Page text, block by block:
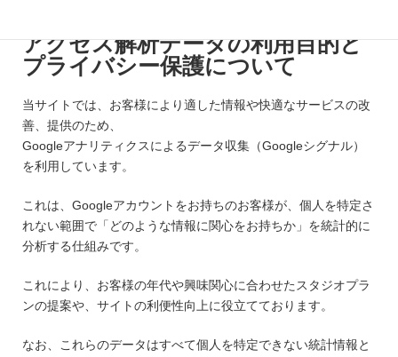
アクセス解析データの利用目的と
プライバシー保護について
当サイトでは、お客様により適した情報や快適なサービスの改
善、提供のため、
Googleアナリティクスによるデータ収集（Googleシグナル）
を利用しています。
これは、Googleアカウントをお持ちのお客様が、個人を特定さ
れない範囲で「どのような情報に関心をお持ちか」を統計的に
分析する仕組みです。
これにより、お客様の年代や興味関心に合わせたスタジオプラ
ンの提案や、サイトの利便性向上に役立てております。
なお、これらのデータはすべて個人を特定できない統計情報と